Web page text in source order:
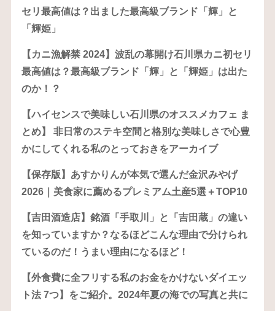
セリ最高値は？出ました最高級ブランド「輝」と
「輝姫」
【カニ漁解禁 2024】波乱の幕開け石川県カニ初セリ
最高値は？最高級ブランド「輝」と「輝姫」は出た
のか！？
【ハイセンスで美味しい石川県のオススメカフェ ま
とめ】 非日常のステキ空間と格別な美味しさで心豊
かにしてくれる私のとっておきをアーカイブ
【保存版】あすかりんが本気で選んだ金沢みやげ
2026｜美食家に薦めるプレミアム土産5選＋TOP10
【吉田酒造店】銘酒「手取川」と「吉田蔵」の違い
を知っていますか？なるほどこんな理由で分けられ
ているのだ！うまい理由になるほど！
【外食費に全フリする私のお金をかけないダイエッ
ト法 7つ】をご紹介。2024年夏の海での写真と共に